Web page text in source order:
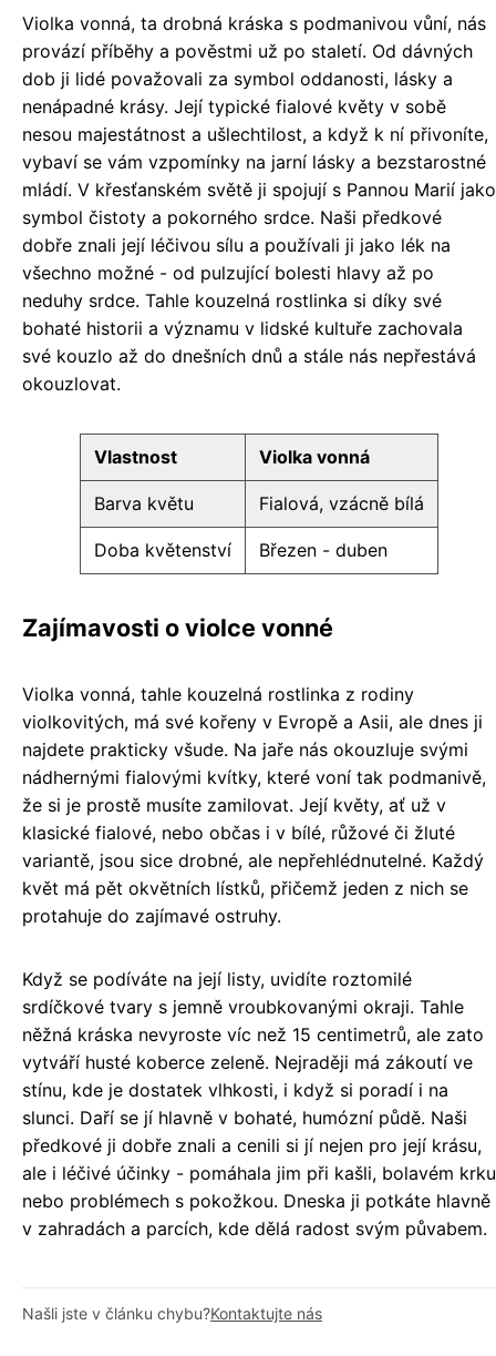
Violka vonná, ta drobná kráska s podmanivou vůní, nás
provází příběhy a pověstmi už po staletí. Od dávných
dob ji lidé považovali za symbol oddanosti, lásky a
nenápadné krásy. Její typické fialové květy v sobě
nesou majestátnost a ušlechtilost, a když k ní přivoníte,
vybaví se vám vzpomínky na jarní lásky a bezstarostné
mládí. V křesťanském světě ji spojují s Pannou Marií jako
symbol čistoty a pokorného srdce. Naši předkové
dobře znali její léčivou sílu a používali ji jako lék na
všechno možné - od pulzující bolesti hlavy až po
neduhy srdce. Tahle kouzelná rostlinka si díky své
bohaté historii a významu v lidské kultuře zachovala
své kouzlo až do dnešních dnů a stále nás nepřestává
okouzlovat.
Vlastnost Violka vonná
Barva květu Fialová, vzácně bílá
Doba květenství Březen - duben
Zajímavosti o violce vonné
Violka vonná, tahle kouzelná rostlinka z rodiny
violkovitých, má své kořeny v Evropě a Asii, ale dnes ji
najdete prakticky všude. Na jaře nás okouzluje svými
nádhernými fialovými kvítky, které voní tak podmanivě,
že si je prostě musíte zamilovat. Její květy, ať už v
klasické fialové, nebo občas i v bílé, růžové či žluté
variantě, jsou sice drobné, ale nepřehlédnutelné. Každý
květ má pět okvětních lístků, přičemž jeden z nich se
protahuje do zajímavé ostruhy.
Když se podíváte na její listy, uvidíte roztomilé
srdíčkové tvary s jemně vroubkovanými okraji. Tahle
něžná kráska nevyroste víc než 15 centimetrů, ale zato
vytváří husté koberce zeleně. Nejraději má zákoutí ve
stínu, kde je dostatek vlhkosti, i když si poradí i na
slunci. Daří se jí hlavně v bohaté, humózní půdě. Naši
předkové ji dobře znali a cenili si jí nejen pro její krásu,
ale i léčivé účinky - pomáhala jim při kašli, bolavém krku
nebo problémech s pokožkou. Dneska ji potkáte hlavně
v zahradách a parcích, kde dělá radost svým půvabem.
Našli jste v článku chybu?Kontaktujte nás